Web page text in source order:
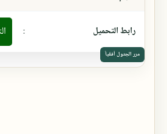
رابط التحميل :